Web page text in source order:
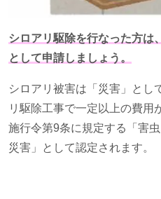
シロアリ駆除を行なった方は
として申請しましょう。
シロアリ被害は「災害」とし
リ駆除工事で一定以上の費用
施行令第9条に規定する「害
災害」として認定されます。